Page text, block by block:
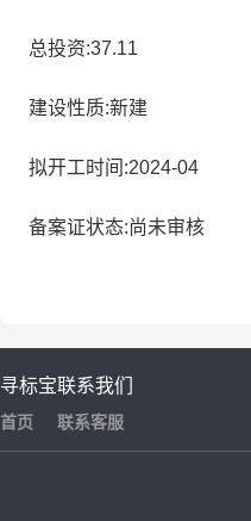
总投资:37.11
建设性质:新建
拟开工时间:2024-04
备案证状态:尚未审核
寻标宝
首页
联系我们
联系客服